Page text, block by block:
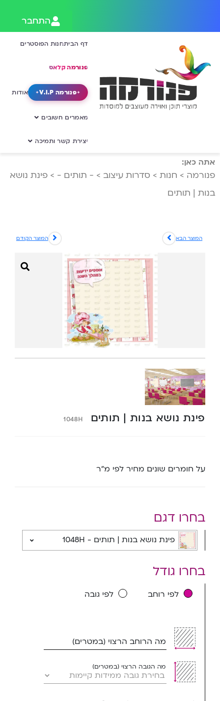
התחבר
דף הביתחנות הפוסטרים
פנורמה קלאס
פנורמה V.I.P אודות
מאמרים חשובים
יצירת קשר ותמיכה
אתה כאן:
פנורמה > חנות > סדרות עיצוב > - תותים - > פינת נושא
בנות | תותים
המוצר הקודם המוצר הבא
פינת נושא בנות | תותים 1048H
על חומרים שונים מחיר לפי מ”ר
בחרו דגם
פינת נושא בנות | תותים - 1048H
בחרו גודל
לפי רוחב לפי גובה
מה הרוחב הרצוי (במטרים)
מה הגובה הרצוי (במטרים)